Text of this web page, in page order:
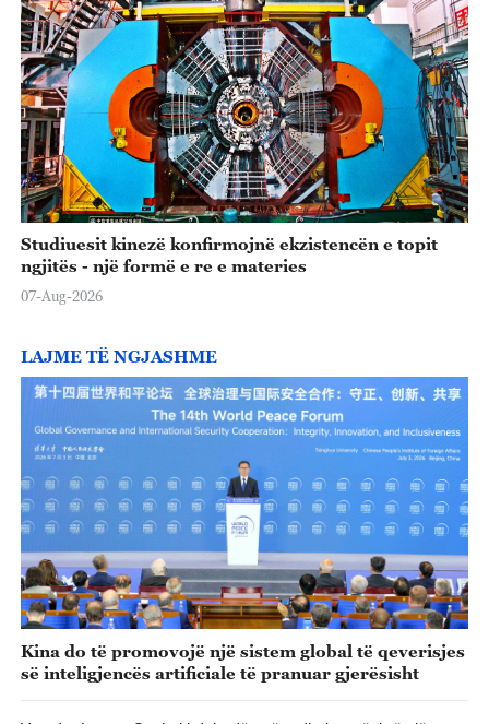
Studiuesit kinezë konfirmojnë ekzistencën e topit
ngjitës - një formë e re e materies
07-Aug-2026
LAJME TË NGJASHME
Kina do të promovojë një sistem global të qeverisjes
së inteligjencës artificiale të pranuar gjerësisht